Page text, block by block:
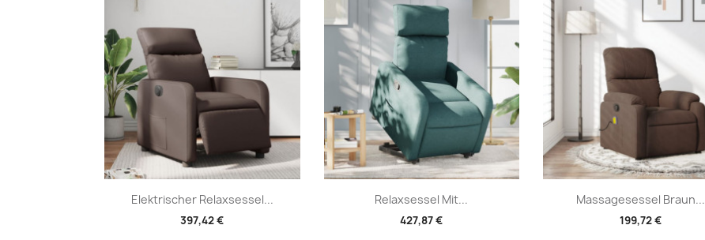
Elektrischer Relaxsessel...
397,42 €
Vorschau Relaxsessel Mit...
427,87 €
Vorschau Massagesessel Braun...
199,72 €
Vorschau